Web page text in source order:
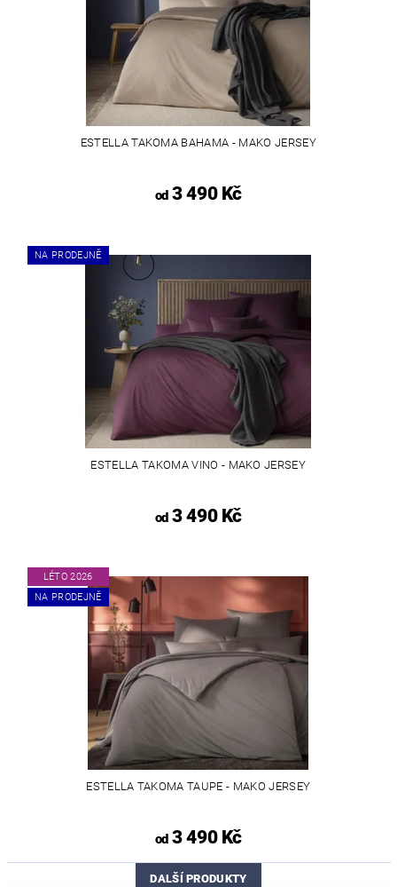
ESTELLA TAKOMA BAHAMA - MAKO JERSEY
od3 490 Kč
NA PRODEJNĚ
ESTELLA TAKOMA VINO - MAKO JERSEY
od3 490 Kč
LÉTO 2026
NA PRODEJNĚ
ESTELLA TAKOMA TAUPE - MAKO JERSEY
od3 490 Kč
DALŠÍ PRODUKTY